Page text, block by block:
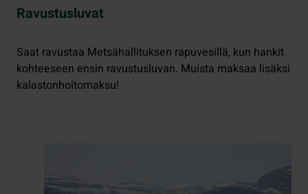
Ravustusluvat
Saat ravustaa Metsähallituksen rapuvesillä, kun hankit
kohteeseen ensin ravustusluvan. Muista maksaa lisäksi
kalastonhoitomaksu!